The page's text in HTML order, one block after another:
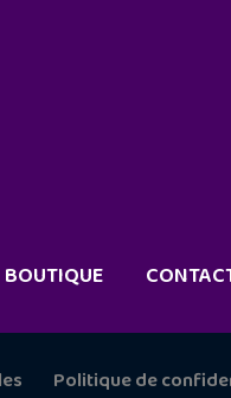
BOUTIQUE
Politique de